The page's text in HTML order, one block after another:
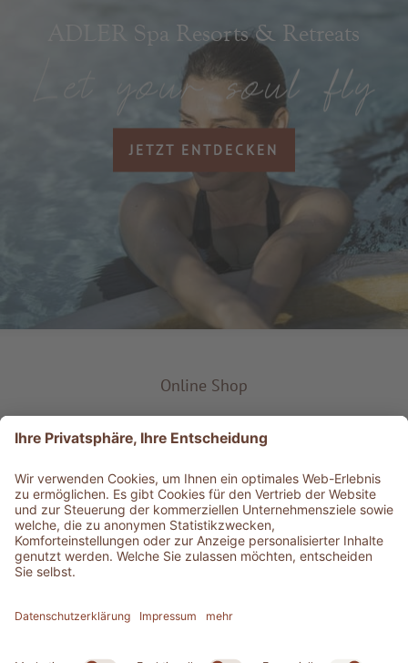
ADLER Spa Resorts & Retreats
JETZT ENTDECKEN
Online Shop
Service & Info